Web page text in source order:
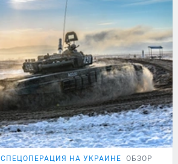
СПЕЦОПЕРАЦИЯ НА УКРАИНЕ ОБЗОР